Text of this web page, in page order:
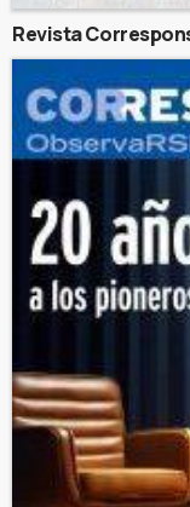
Revista